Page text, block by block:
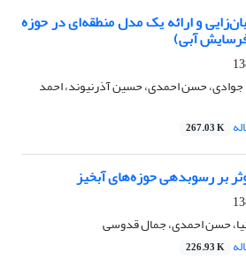
و ارائه یک مدل منطقه‌ای در حوزه
فرسایش آبی)
جوادی، حسن احمدی، حسین آذرنیوند، احمد
267.03 K
بر رسوبدهی حوزه‌های آبخیز
حسن احمدی، جمال قدوسی
226.93 K